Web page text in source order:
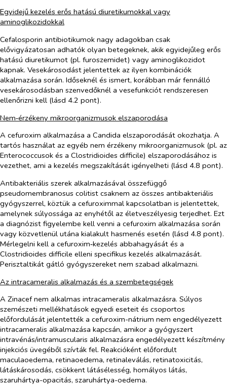
Egyidejű kezelés erős hatású diuretikumokkal vagy
aminoglikozidokkal
Cefalosporin antibiotikumok nagy adagokban csak
elővigyázatosan adhatók olyan betegeknek, akik egyidejűleg erős
hatású diuretikumot (pl. furoszemidet) vagy aminoglikozidot
kapnak. Vesekárosodást jelentettek az ilyen kombinációk
alkalmazása során. Időseknél és ismert, korábban már fennálló
vesekárosodásban szenvedőknél a vesefunkciót rendszeresen
ellenőrizni kell (lásd 4.2 pont).
Nem‑érzékeny mikroorganizmusok elszaporodása
A cefuroxim alkalmazása a Candida elszaporodását okozhatja. A
tartós használat az egyéb nem érzékeny mikroorganizmusok (pl. az
Enterococcusok és a Clostridioides difficile) elszaporodásához is
vezethet, ami a kezelés megszakítását igényelheti (lásd 4.8 pont).
Antibakteriális szerek alkalmazásával összefüggő
pseudomembranosus colitist csaknem az összes antibakteriális
gyógyszerrel, köztük a cefuroximmal kapcsolatban is jelentettek,
amelynek súlyossága az enyhétől az életveszélyesig terjedhet. Ezt
a diagnózist figyelembe kell venni a cefuroxim alkalmazása során
vagy közvetlenül utána kialakult hasmenés esetén (lásd 4.8 pont).
Mérlegelni kell a cefuroxim‑kezelés abbahagyását és a
Clostridioides difficile elleni specifikus kezelés alkalmazását.
Perisztaltikát gátló gyógyszereket nem szabad alkalmazni.
Az intracameralis alkalmazás és a szembetegségek
A Zinacef nem alkalmas intracameralis alkalmazásra. Súlyos
szemészeti mellékhatások egyedi eseteit és csoportos
előfordulását jelentették a cefuroxim-nátrium nem engedélyezett
intracameralis alkalmazása kapcsán, amikor a gyógyszert
intravénás/intramuscularis alkalmazásra engedélyezett készítmény
injekciós üvegéből szívták fel. Reakcióként előfordult
maculaoedema, retinaoedema, retinaleválás, retinatoxicitás,
látáskárosodás, csökkent látásélesség, homályos látás,
szaruhártya-opacitás, szaruhártya-oedema.